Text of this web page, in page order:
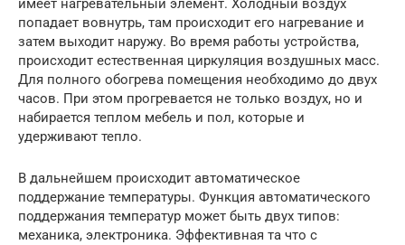
имеет нагревательный элемент. Холодный воздух
попадает вовнутрь, там происходит его нагревание и
затем выходит наружу. Во время работы устройства,
происходит естественная циркуляция воздушных масс.
Для полного обогрева помещения необходимо до двух
часов. При этом прогревается не только воздух, но и
набирается теплом мебель и пол, которые и
удерживают тепло.
В дальнейшем происходит автоматическое
поддержание температуры. Функция автоматического
поддержания температур может быть двух типов:
механика, электроника. Эффективная та что с